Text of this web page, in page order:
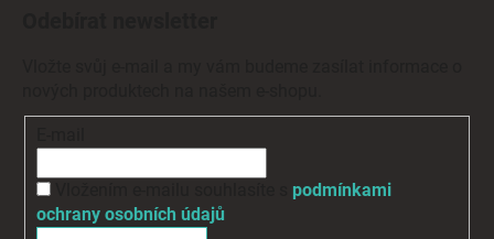
podmínkami
ochrany osobních údajů